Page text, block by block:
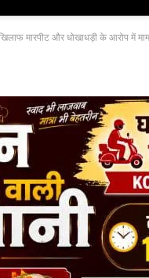
मारपीट और धोखाधड़ी के आरोप में